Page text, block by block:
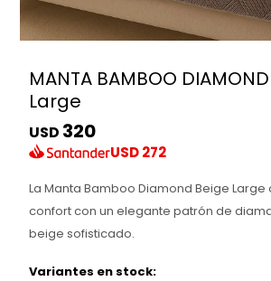
MANTA BAMBOO DIAMOND
Large
USD 320
USD272
La Manta Bamboo Diamond Beige
confort con un elegante patrón de
beige sofisticado.
Variantes en stock: